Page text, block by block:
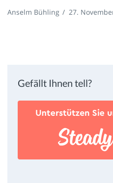
Anselm Bühling / 27.
Gefällt Ihnen tell?